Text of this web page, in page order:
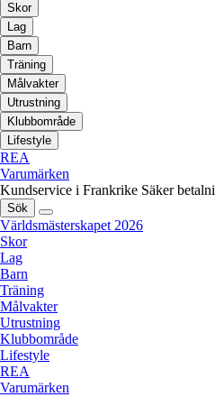
Skor
Lag
Barn
Träning
Målvakter
Utrustning
Klubbområde
Lifestyle
REA
Varumärken
Kundservice i Frankrike Säker
Sök
Världsmästerskapet 2026
Skor
Lag
Barn
Träning
Målvakter
Utrustning
Klubbområde
Lifestyle
REA
Varumärken